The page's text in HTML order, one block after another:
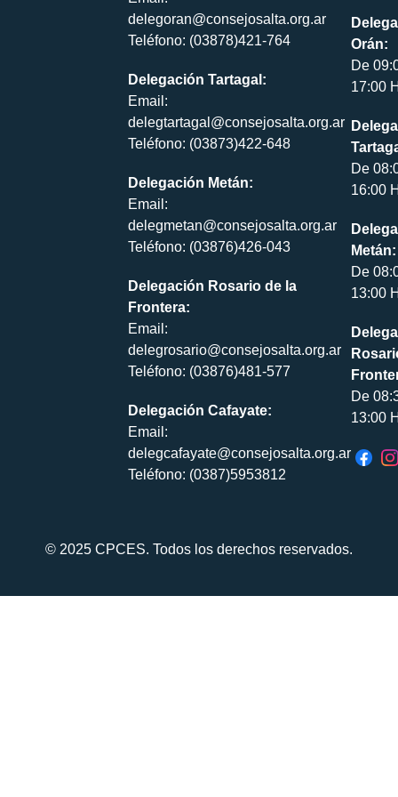
delegoran@consejosalta.org.ar
Teléfono: (03878)421-764
Delegación Tartagal:
Email:
delegtartagal@consejosalta.org.ar
Teléfono: (03873)422-648
Delegación Metán:
Email:
delegmetan@consejosalta.org.ar
Teléfono: (03876)426-043
Delegación Rosario de la
Frontera:
Email:
delegrosario@consejosalta.org.ar
Teléfono: (03876)481-577
Delegación Cafayate:
Email:
delegcafayate@consejosalta.org.ar
Teléfono: (0387)5953812
Orán:
De
17:00
De
16:00
Metán:
De
13:00
De
13:00
© 2025 CPCES. Todos los derechos reservados.